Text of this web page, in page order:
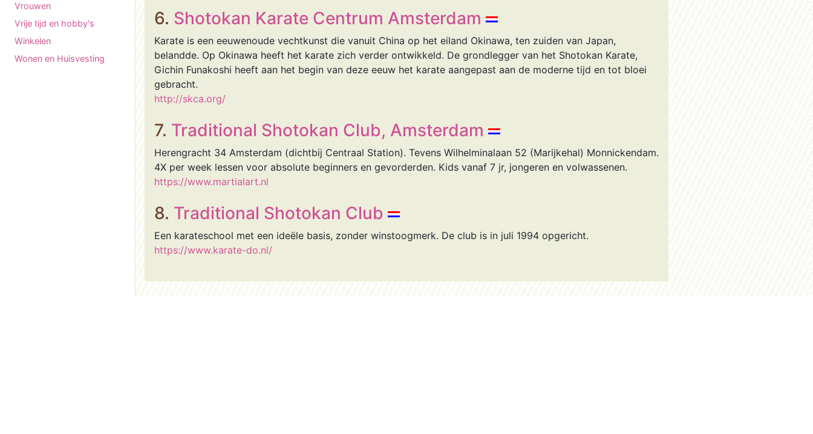
Vrouwen
Vrije tijd en hobby's
Winkelen
Wonen en Huisvesting
6. Shotokan Karate Centrum Amsterdam
Karate is een eeuwenoude vechtkunst die vanuit China op het eiland Okinawa, ten zuiden van Japan,
belandde. Op Okinawa heeft het karate zich verder ontwikkeld. De grondlegger van het Shotokan Karate,
Gichin Funakoshi heeft aan het begin van deze eeuw het karate aangepast aan de moderne tijd en tot bloei
gebracht.
http://skca.org/
7. Traditional Shotokan Club, Amsterdam
Herengracht 34 Amsterdam (dichtbij Centraal Station). Tevens Wilhelminalaan 52 (Marijkehal) Monnickendam.
4X per week lessen voor absolute beginners en gevorderden. Kids vanaf 7 jr, jongeren en volwassenen.
https://www.martialart.nl
8. Traditional Shotokan Club
Een karateschool met een ideële basis, zonder winstoogmerk. De club is in juli 1994 opgericht.
https://www.karate-do.nl/